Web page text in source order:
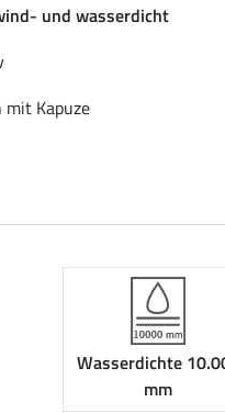
und wasserdicht
mit Kapuze
Wasserdichte
mm